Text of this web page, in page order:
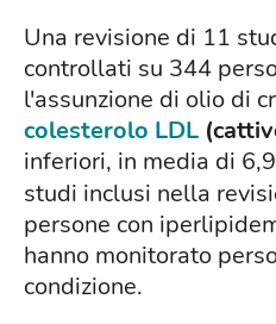
Una revisione di 11
controllati su 344
l'assunzione di olio di
colesterolo LDL
inferiori, in media di
studi inclusi nella
persone con
hanno monitorato
condizione.